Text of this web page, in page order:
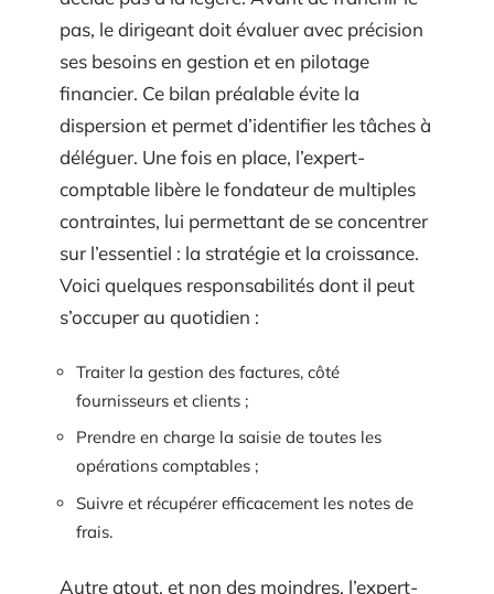
pas, le dirigeant doit évaluer avec précision
ses besoins en gestion et en pilotage
financier. Ce bilan préalable évite la
dispersion et permet d’identifier les tâches à
déléguer. Une fois en place, l’expert-
comptable libère le fondateur de multiples
contraintes, lui permettant de se concentrer
sur l’essentiel : la stratégie et la croissance.
Voici quelques responsabilités dont il peut
s’occuper au quotidien :
Traiter la gestion des factures, côté
fournisseurs et clients ;
Prendre en charge la saisie de toutes les
opérations comptables ;
Suivre et récupérer efficacement les notes de
frais.
Autre atout, et non des moindres, l’expert-